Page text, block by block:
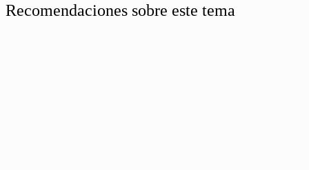
Recomendaciones sobre este tema